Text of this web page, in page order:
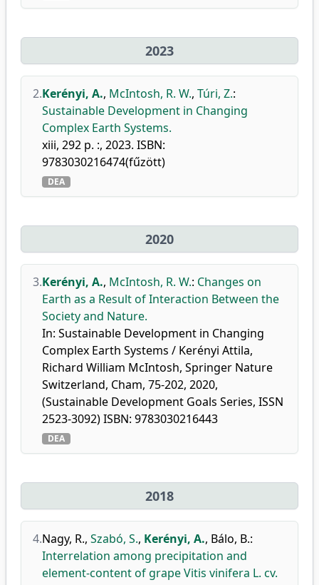
2023
2.Kerényi, A., McIntosh, R. W., Túri, Z.:
Sustainable Development in Changing
Complex Earth Systems.
xiii, 292 p. :, 2023. ISBN:
9783030216474(fűzött)
DEA
2020
3.Kerényi, A., McIntosh, R. W.: Changes on
Earth as a Result of Interaction Between the
Society and Nature.
In: Sustainable Development in Changing
Complex Earth Systems / Kerényi Attila,
Richard William McIntosh, Springer Nature
Switzerland, Cham, 75-202, 2020,
(Sustainable Development Goals Series, ISSN
2523-3092) ISBN: 9783030216443
DEA
2018
4.Nagy, R., Szabó, S., Kerényi, A., Bálo, B.:
Interrelation among precipitation and
element-content of grape Vitis vinifera L. cv.